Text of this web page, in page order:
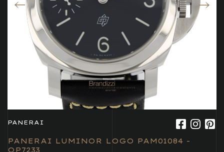
PANERAI
PANERAI LUMINOR LOGO PAM01084 -
OP7233